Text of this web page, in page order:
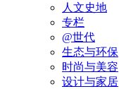
人文史地
专栏
@世代
生态与环保
时尚与美容
设计与家居